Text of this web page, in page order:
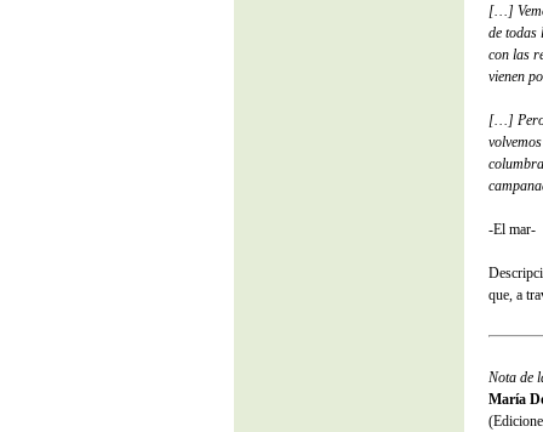
[…]
de todas
con las
vienen
[…] Pero
-El mar-
que, a
Nota de
María